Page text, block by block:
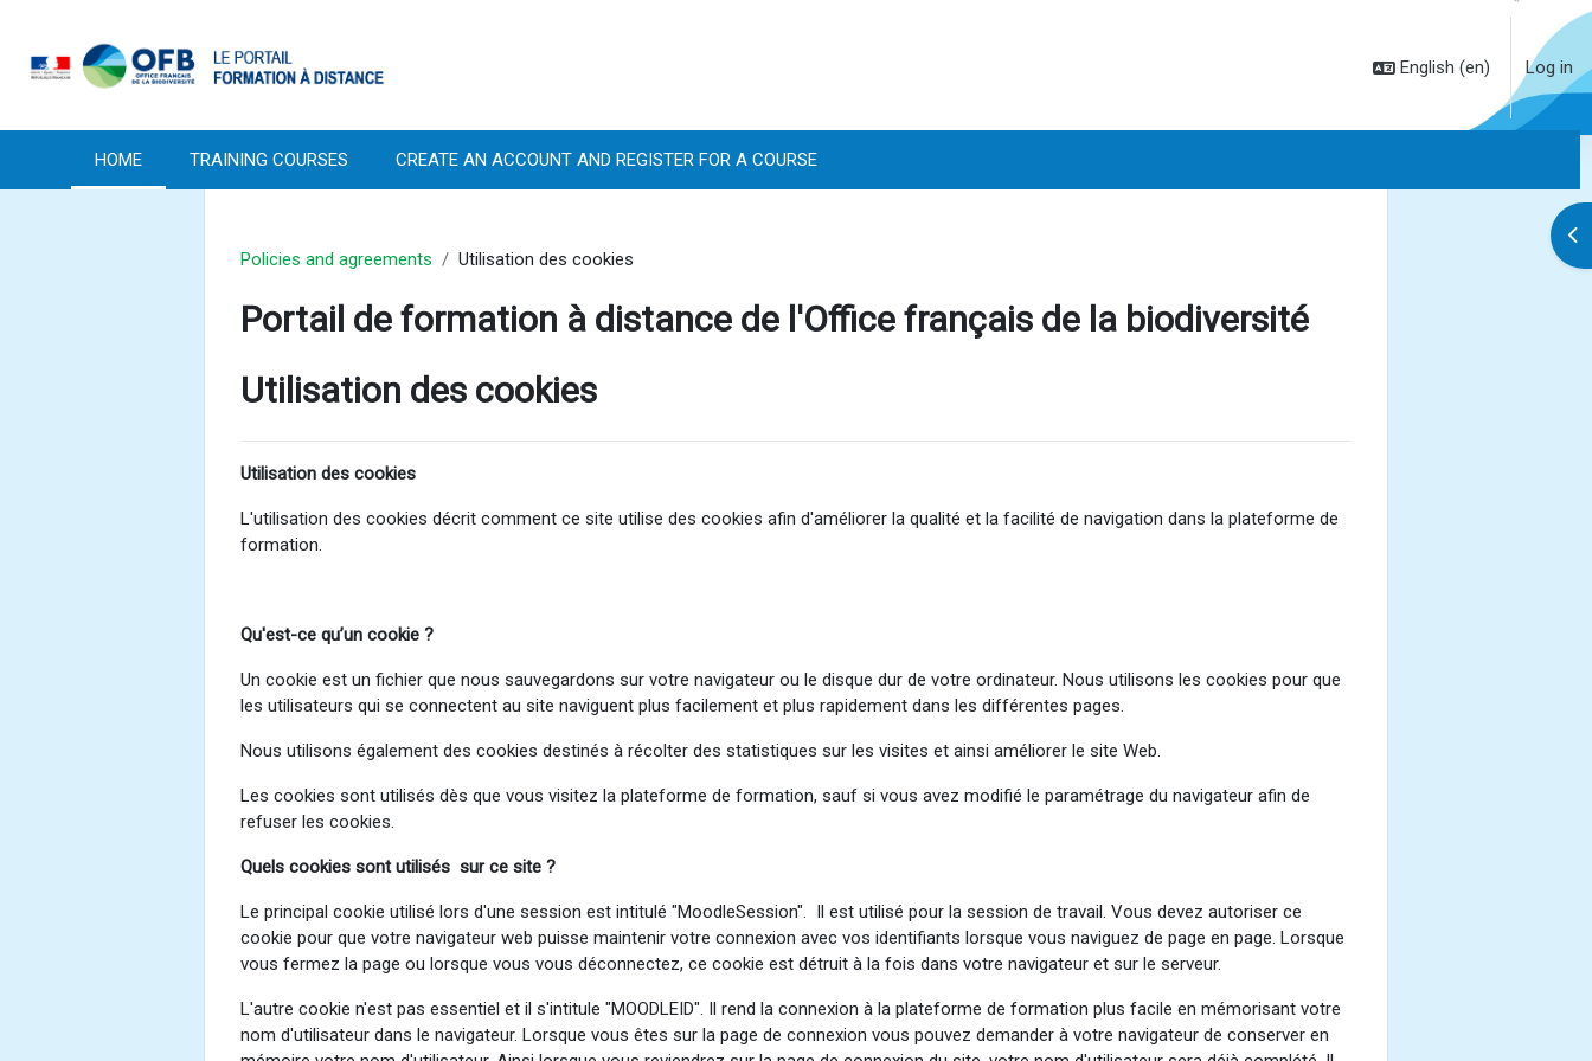
HOME TRAINING COURSES CREATE AN ACCOUNT AND REGISTER FOR A COURSE
English ‎(en)‎ Log in
Policies and agreements
Utilisation des cookies
Portail de formation à distance de l'Office français de la biodiversité
Utilisation des cookies
Utilisation des cookies
L'utilisation des cookies décrit comment ce site utilise des cookies afin d'améliorer la qualité et la facilité de navigation dans la plateforme de
formation.
Qu'est-ce qu’un cookie ?
Un cookie est un fichier que nous sauvegardons sur votre navigateur ou le disque dur de votre ordinateur. Nous utilisons les cookies pour que
les utilisateurs qui se connectent au site naviguent plus facilement et plus rapidement dans les différentes pages.
Nous utilisons également des cookies destinés à récolter des statistiques sur les visites et ainsi améliorer le site Web.
Les cookies sont utilisés dès que vous visitez la plateforme de formation, sauf si vous avez modifié le paramétrage du navigateur afin de
refuser les cookies.
Quels cookies sont utilisés sur ce site ?
Le principal cookie utilisé lors d'une session est intitulé "MoodleSession". Il est utilisé pour la session de travail. Vous devez autoriser ce
cookie pour que votre navigateur web puisse maintenir votre connexion avec vos identifiants lorsque vous naviguez de page en page. Lorsque
vous fermez la page ou lorsque vous vous déconnectez, ce cookie est détruit à la fois dans votre navigateur et sur le serveur.
L'autre cookie n'est pas essentiel et il s'intitule "MOODLEID". Il rend la connexion à la plateforme de formation plus facile en mémorisant votre
nom d'utilisateur dans le navigateur. Lorsque vous êtes sur la page de connexion vous pouvez demander à votre navigateur de conserver en